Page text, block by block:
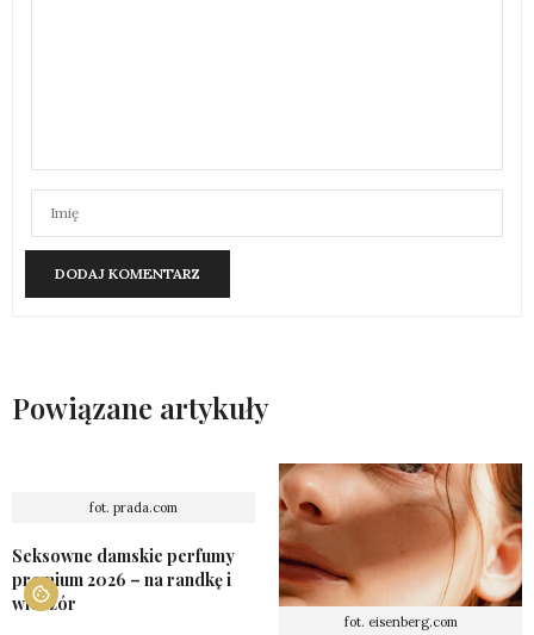
Powiązane artykuły
fot. prada.com
Seksowne damskie perfumy
premium 2026 – na randkę i
wieczór
fot. eisenberg.com